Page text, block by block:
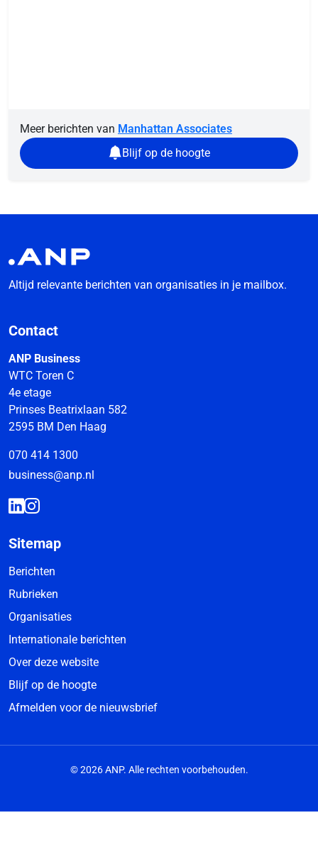
Meer berichten van Manhattan Associates
Blijf op de hoogte
Altijd relevante berichten van organisaties in je mailbox.
Contact
ANP Business
WTC Toren C
4e etage
Prinses Beatrixlaan 582
2595 BM Den Haag
070 414 1300
business@anp.nl
Sitemap
Berichten
Rubrieken
Organisaties
Internationale berichten
Over deze website
Blijf op de hoogte
Afmelden voor de nieuwsbrief
© 2026 ANP. Alle rechten voorbehouden.